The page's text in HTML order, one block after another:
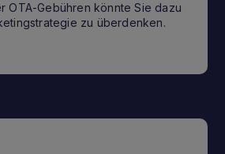
OTA-Gebühren könnte Sie dazu
zu überdenken.